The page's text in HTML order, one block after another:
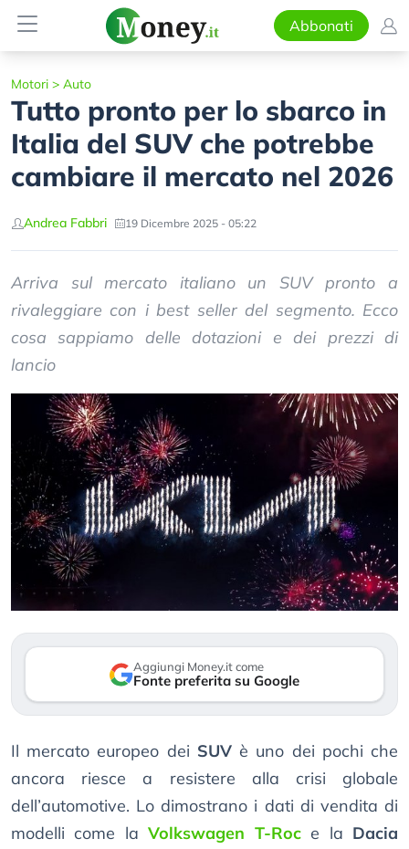
Abbonati
Motori > Auto
Tutto pronto per lo sbarco in
Italia del SUV che potrebbe
cambiare il mercato nel 2026
Andrea Fabbri 19 Dicembre 2025 - 05:22
Arriva sul mercato italiano un SUV pronto a
rivaleggiare con i best seller del segmento. Ecco
cosa sappiamo delle dotazioni e dei prezzi di
lancio
Aggiungi Money.it come
Fonte preferita su Google
Il mercato europeo dei SUVè uno dei pochi che
ancora riesce a resistere alla crisi globale
dell’automotive. Lo dimostrano i dati di vendita di
modelli come laVolkswagen T-Roce la Dacia